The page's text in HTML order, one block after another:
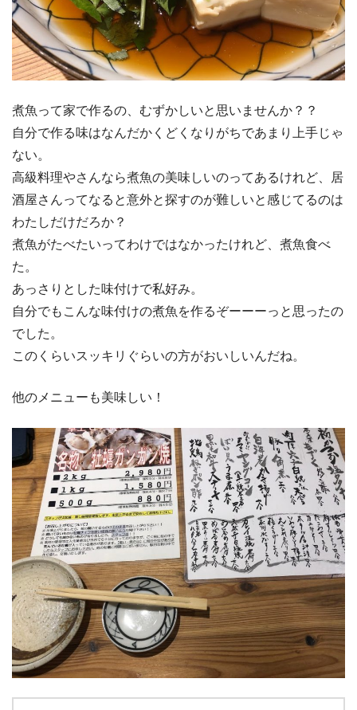
煮魚って家で作るの、むずかしいと思いませんか？？
自分で作る味はなんだかくどくなりがちであまり上手じゃ
ない。
高級料理やさんなら煮魚の美味しいのってあるけれど、居
酒屋さんってなると意外と探すのが難しいと感じてるのは
わたしだけだろか？
煮魚がたべたいってわけではなかったけれど、煮魚食べ
た。
あっさりとした味付けで私好み。
自分でもこんな味付けの煮魚を作るぞーーーっと思ったの
でした。
このくらいスッキリぐらいの方がおいしいんだね。
他のメニューも美味しい！